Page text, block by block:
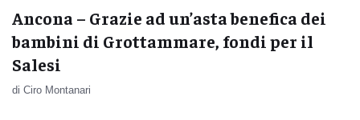
Ancona – Grazie ad un’asta benefica dei
bambini di Grottammare, fondi per il
Salesi
di Ciro Montanari